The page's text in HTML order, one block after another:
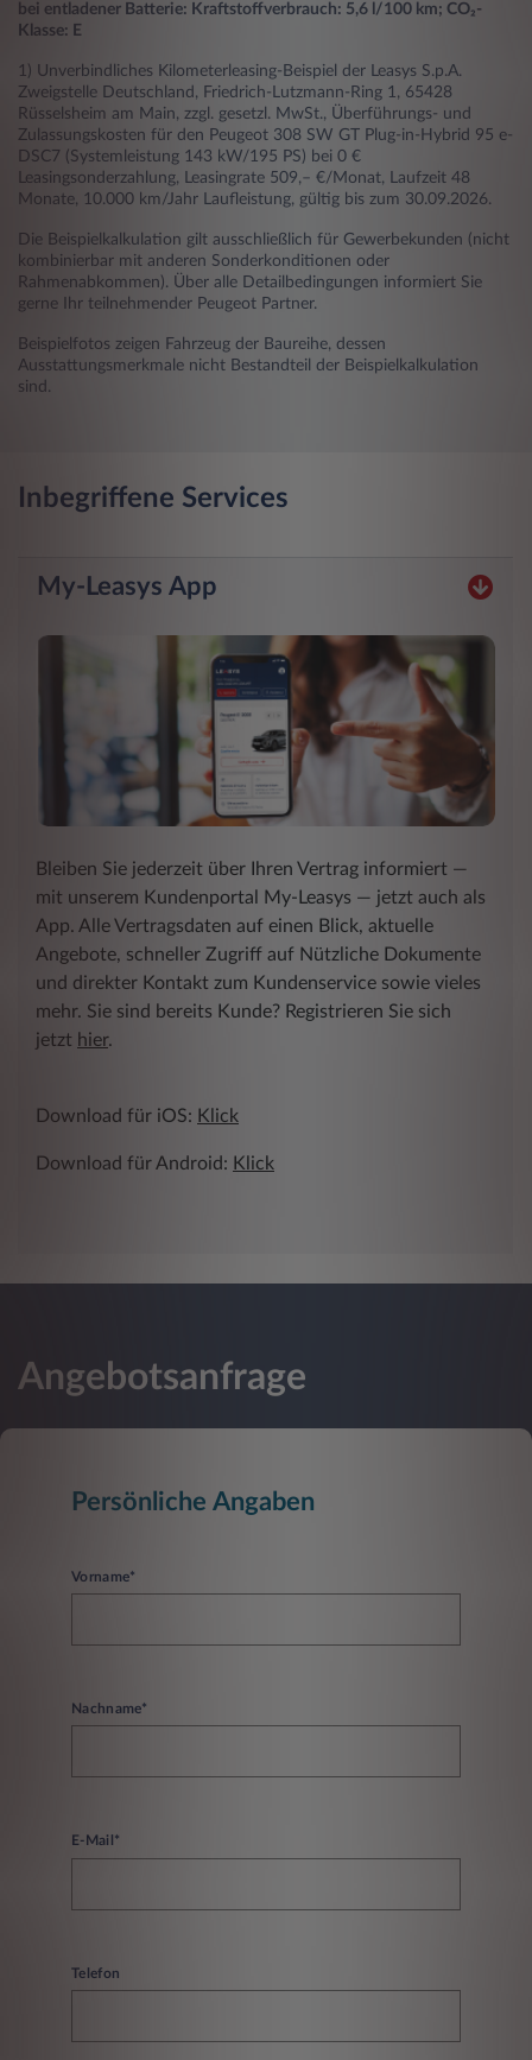
bei entladener Batterie: Kraftstoffverbrauch: 5,6 l/100 km; CO₂-
Klasse: E
1) Unverbindliches Kilometerleasing-Beispiel der Leasys S.p.A.
Zweigstelle Deutschland, Friedrich-Lutzmann-Ring 1, 65428
Rüsselsheim am Main, zzgl. gesetzl. MwSt., Überführungs- und
Zulassungskosten für den Peugeot 308 SW GT Plug-in-Hybrid 95 e-
DSC7 (Systemleistung 143 kW/195 PS) bei 0 €
Leasingsonderzahlung, Leasingrate 509,– €/Monat, Laufzeit 48
Monate, 10.000 km/Jahr Laufleistung, gültig bis zum 30.09.2026.
Die Beispielkalkulation gilt ausschließlich für Gewerbekunden (nicht
kombinierbar mit anderen Sonderkonditionen oder
Rahmenabkommen). Über alle Detailbedingungen informiert Sie
gerne Ihr teilnehmender Peugeot Partner.
Beispielfotos zeigen Fahrzeug der Baureihe, dessen
Ausstattungsmerkmale nicht Bestandteil der Beispielkalkulation
sind.
Inbegriffene Services
My-Leasys App
Bleiben Sie jederzeit über Ihren Vertrag informiert ―
mit unserem Kundenportal My-Leasys ― jetzt auch als
App. Alle Vertragsdaten auf einen Blick, aktuelle
Angebote, schneller Zugriff auf Nützliche Dokumente
und direkter Kontakt zum Kundenservice sowie vieles
mehr. Sie sind bereits Kunde? Registrieren Sie sich
jetzt hier.
Download für iOS: Klick
Download für Android: Klick
Angebotsanfrage
Persönliche Angaben
Vorname*
Nachname*
E-Mail*
Telefon